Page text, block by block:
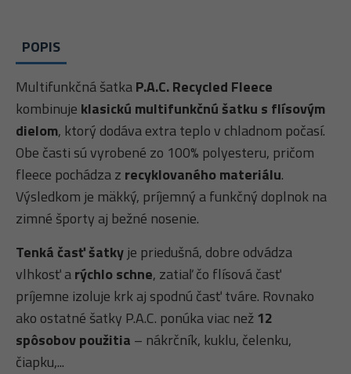
POPIS
Multifunkčná šatkaP.A.C. Recycled Fleece
kombinuje klasickú multifunkčnú šatku s flísovým
dielom, ktorý dodáva extra teplo v chladnom počasí.
Obe časti sú vyrobené zo 100% polyesteru, pričom
fleece pochádza z recyklovaného materiálu.
Výsledkom je mäkký, príjemný a funkčný doplnok na
zimné športy aj bežné nosenie.
Tenká časť šatkyje priedušná, dobre odvádza
vlhkosť arýchlo schne, zatiaľ čo flísová časť
príjemne izoluje krk aj spodnú časť tváre. Rovnako
ako ostatné šatky P.A.C. ponúka viac než12
spôsobov použitia – nákrčník, kuklu, čelenku,
čiapku,...